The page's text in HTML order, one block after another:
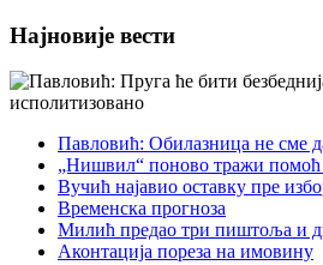
Најновије вести
Павловић: Обилазница не сме
„Нишвил“ поново тражи помоћ
Вучић најавио оставку пре
Временска прогноза
Милић предао три пиштоља и
Аконтација пореза на имовину